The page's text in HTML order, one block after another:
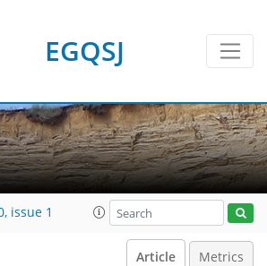
EGQSJ
issue 1
Article Metrics